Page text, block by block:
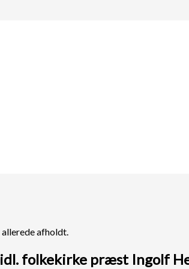
allerede afholdt.
folkekirke præst Ingolf